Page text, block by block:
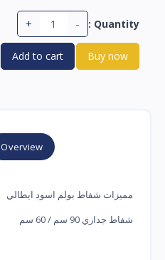
Quantity :
-
+
Buy now
Add to cart
Overview
مميزات شفاط بولم اسود ايطالي
شفاط جداري 90 سم / 60 سم